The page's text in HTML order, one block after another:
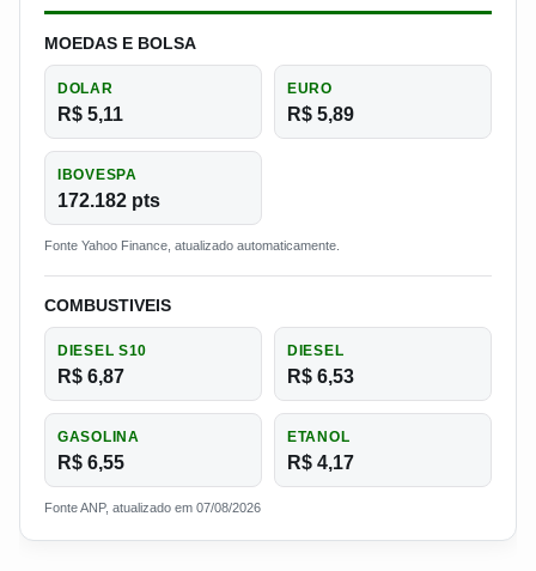
MOEDAS E BOLSA
DOLAR
R$ 5,11
EURO
R$ 5,89
IBOVESPA
172.182 pts
Fonte Yahoo Finance, atualizado automaticamente.
COMBUSTIVEIS
DIESEL S10
R$ 6,87
DIESEL
R$ 6,53
GASOLINA
R$ 6,55
ETANOL
R$ 4,17
Fonte ANP, atualizado em 07/08/2026